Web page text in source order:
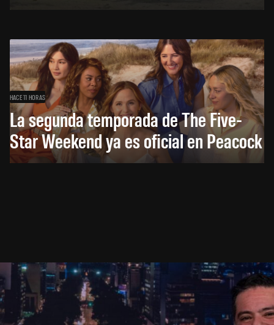
HACE 11 HORAS
La segunda temporada de The Five-
Star Weekend ya es oficial en Peacock